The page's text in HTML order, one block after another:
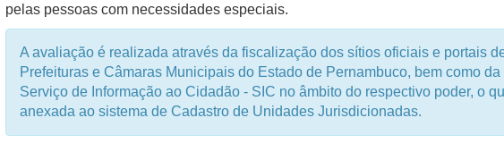
pelas pessoas com necessidades especiais.
A avaliação é realizada através da fiscalização dos sítios oficiais e portais
Prefeituras e Câmaras Municipais do Estado de Pernambuco, bem como
Serviço de Informação ao Cidadão - SIC no âmbito do respectivo poder, o
anexada ao sistema de Cadastro de Unidades Jurisdicionadas.